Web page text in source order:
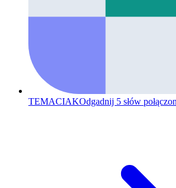
TEMACIAKOdgadnij 5 słów